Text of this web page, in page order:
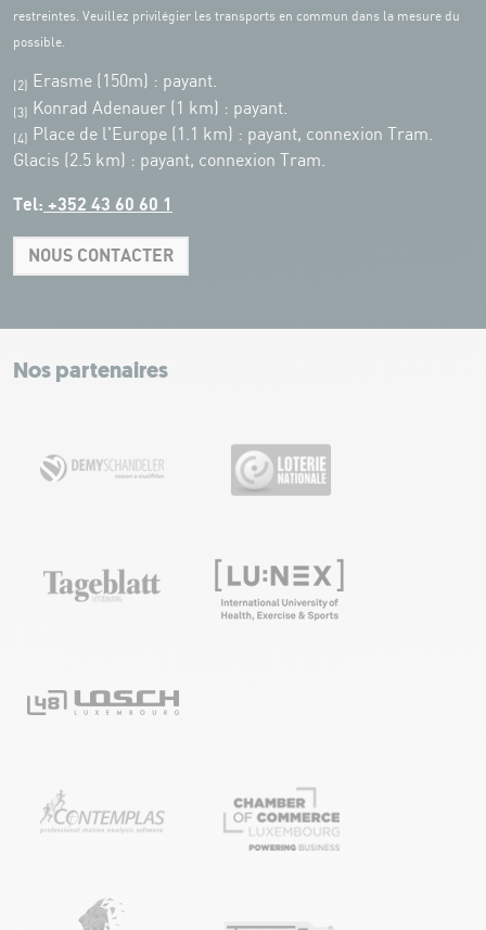
restreintes. Veuillez privilégier les transports en commun dans la mesure du
possible.
(2) Erasme (150m) : payant.
(3) Konrad Adenauer (1 km) : payant.
(4)
Place de l'Europe (1.1 km) : payant, connexion Tram.
Glacis (2.5 km) : payant, connexion Tram.
Tel: +352 43 60 60 1
NOUS CONTACTER
+
−
Leaflet|Map tiles by Carto, under CC BY 3.0. Data by OpenStreetMap, under
Nos partenaires